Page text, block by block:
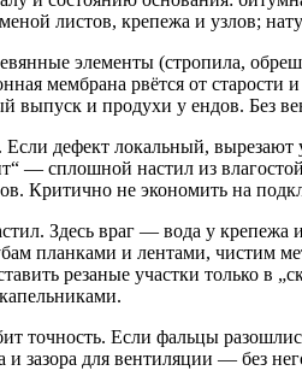
листов, крепежа и узлов;
элементы (стропила,
мембрана рвётся от старости
выпуск и продухи у ендов. Без
дефект локальный, вырезают
— сплошной настил из
Критично не экономить на
Здесь враг — вода у
планками и лентами, чистим
резаные участки только
точность. Если фальцы
зазора для вентиляции — без